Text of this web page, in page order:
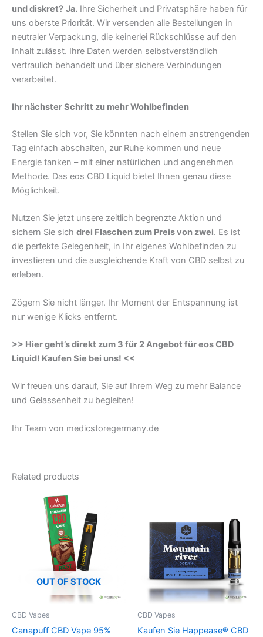
und diskret? Ja. Ihre Sicherheit und Privatsphäre haben für
uns oberste Priorität. Wir versenden alle Bestellungen in
neutraler Verpackung, die keinerlei Rückschlüsse auf den
Inhalt zulässt. Ihre Daten werden selbstverständlich
vertraulich behandelt und über sichere Verbindungen
verarbeitet.
Ihr nächster Schritt zu mehr Wohlbefinden
Stellen Sie sich vor, Sie könnten nach einem anstrengenden
Tag einfach abschalten, zur Ruhe kommen und neue
Energie tanken – mit einer natürlichen und angenehmen
Methode. Das eos CBD Liquid bietet Ihnen genau diese
Möglichkeit.
Nutzen Sie jetzt unsere zeitlich begrenzte Aktion und
sichern Sie sich drei Flaschen zum Preis von zwei. Es ist
die perfekte Gelegenheit, in Ihr eigenes Wohlbefinden zu
investieren und die ausgleichende Kraft von CBD selbst zu
erleben.
Zögern Sie nicht länger. Ihr Moment der Entspannung ist
nur wenige Klicks entfernt.
>> Hier geht’s direkt zum 3 für 2 Angebot für eos CBD
Liquid! Kaufen Sie bei uns! <<
Wir freuen uns darauf, Sie auf Ihrem Weg zu mehr Balance
und Gelassenheit zu begleiten!
Ihr Team von medicstoregermany.de
Related products
OUT OF STOCK
CBD Vapes
Canapuff CBD Vape 95%
CBD Vapes
Kaufen Sie Happease® CBD